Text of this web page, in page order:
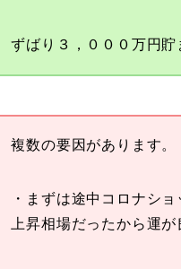
ずばり３，０００万円貯
複数の要因があります。
・まずは途中コロナシ
上昇相場だったから運が